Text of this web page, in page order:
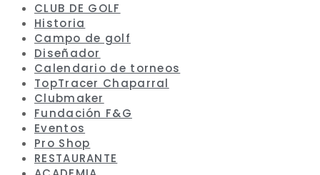
CLUB DE GOLF
Historia
Campo de golf
Diseñador
Calendario de torneos
TopTracer Chaparral
Clubmaker
Fundación F&G
Eventos
Pro Shop
RESTAURANTE